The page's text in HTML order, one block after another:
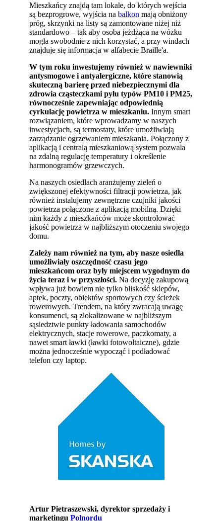
Mieszkańcy znajdą tam lokale, do których wejścia
są bezprogrowe, wyjścia nabalkon mają obniżony
próg, skrzynki na listy są zamontowane niżej niż
standardowo – tak aby osoba jeżdżąca na wózku
mogła swobodnie z nich korzystać, a przy windach
znajduje się informacja w alfabecie Braille'a.
W tym roku inwestujemy również w nawiewniki
antysmogowe i antyalergiczne, które stanowią
skuteczną barierę przed niebezpiecznymi dla
zdrowia cząsteczkami pyłu typów PM10 i PM25,
równocześnie zapewniając odpowiednią
cyrkulację powietrza w mieszkaniu. Innym smart
rozwiązaniem, które wprowadzamy w naszych
inwestycjach, są termostaty, które umożliwiają
zarządzanie ogrzewaniem mieszkania. Połączony z
aplikacją i centralą mieszkaniową system pozwala
na zdalną regulację temperatury i określenie
harmonogramów grzewczych.
Na naszych osiedlach aranżujemy zieleń o
zwiększonej efektywności filtracji powietrza, jak
również instalujemy zewnętrzne czujniki jakości
powietrza połączone z aplikacją mobilną. Dzięki
nim każdy z mieszkańców może skontrolować
jakość powietrza w najbliższym otoczeniu swojego
domu.
Zależy nam również na tym, aby nasze osiedla
umożliwiały oszczędność czasu jego
mieszkańcom oraz były miejscem wygodnym do
życia teraz i w przyszłości. Na decyzję zakupową
wpływa już bowiem nie tylko bliskość sklepów,
aptek, poczty, obiektów sportowych czy ścieżek
rowerowych. Trendem, na który zwracają uwagę
konsumenci, są zlokalizowane w najbliższym
sąsiedztwie punkty ładowania samochodów
elektrycznych, stacje rowerowe, paczkomaty, a
nawet smart ławki (ławki fotowoltaiczne), gdzie
można jednocześnie wypocząć i podładować
telefon czy laptop.
Artur Pietraszewski, dyrektor sprzedaży i
marketinguPolnordu